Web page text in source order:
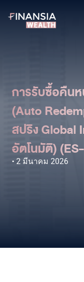
การรับซื้อคืน
(Auto
สปริง Global
อัตโนมัติ)
2 มีนาคม 2026